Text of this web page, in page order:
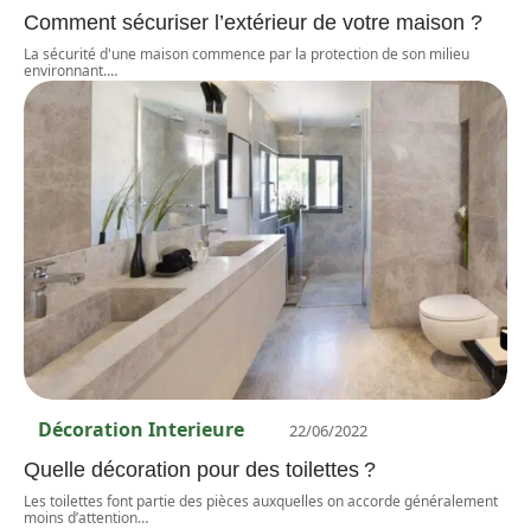
Comment sécuriser l’extérieur de votre maison ?
La sécurité d'une maison commence par la protection de son milieu
environnant.…
Décoration Interieure 22/06/2022
Quelle décoration pour des toilettes ?
Les toilettes font partie des pièces auxquelles on accorde généralement
moins d’attention…